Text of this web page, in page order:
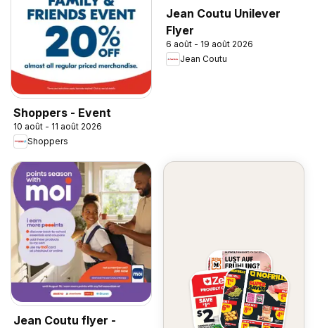
Shoppers - Event
10 août - 11 août 2026
Shoppers
Jean Coutu Unilever
Flyer
6 août - 19 août 2026
Jean Coutu
Jean Coutu flyer -